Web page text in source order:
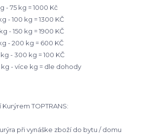
- 75 kg = 1000 Kč
- 100 kg = 1300 KČ
- 150 kg = 1900 KČ
- 200 kg = 600 KČ
- 300 kg = 100 KČ
kg - více kg = dle dohody
TOPTRANS:
při vynáške zboží do bytu / domu